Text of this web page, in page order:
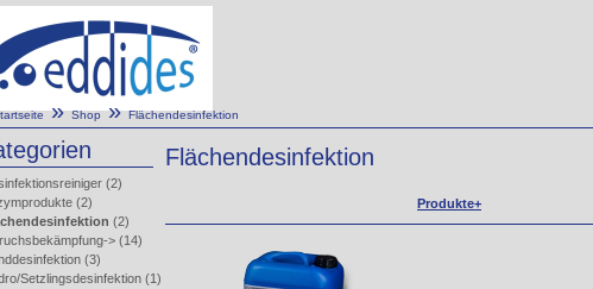
»Shop»Flächendesinfektion
Flächendesinfektion
Produkte+
(2)
(2)
(2)
> (14)
(3)
Setzlingsdesinfektion (1)